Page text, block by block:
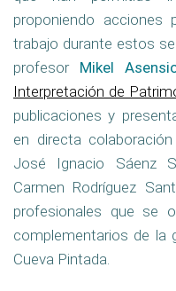
proponiendo acciones
trabajo durante estos
profesor Mikel
Interpretación de
publicaciones y
en directa
José Ignacio Sáenz
Carmen Rodríguez
profesionales que se
complementarios de la
Cueva Pintada.